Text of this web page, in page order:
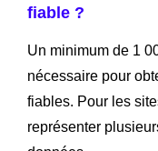
fiable ?
Un minimum de 1
nécessaire pour
fiables. Pour les
représenter